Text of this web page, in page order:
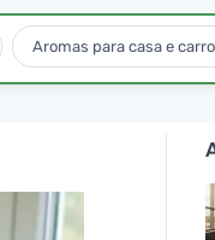
Aromas para casa e carro